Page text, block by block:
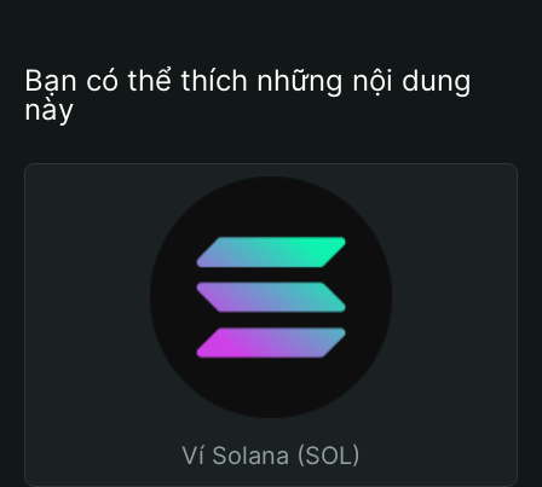
Bạn có thể thích những nội dung
này
Ví Solana (SOL)